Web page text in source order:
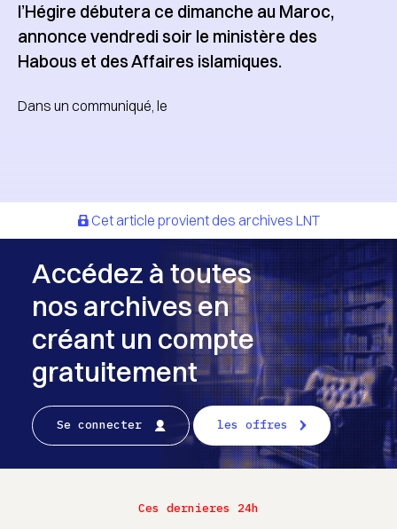
l’Hégire débutera ce dimanche au Maroc,
annonce vendredi soir le ministère des
Habous et des Affaires islamiques.
Dans un communiqué, le
Cet article provient des archives LNT
Accédez à toutes
nos archives en
créant un compte
gratuitement
Se connecter les offres
Ces dernieres 24h